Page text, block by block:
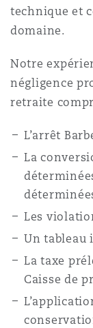
technique et
domaine.
Notre
négligence
retraite
L’arrêt
La
Les
Un tableau
La taxe
Caisse de